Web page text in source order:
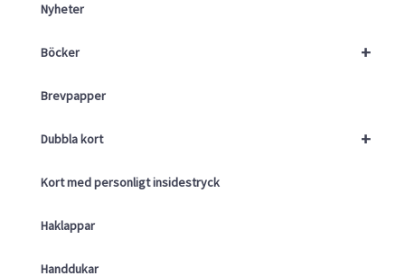
Nyheter
+
Böcker
Brevpapper
+
Dubbla kort
Kort med personligt insidestryck
Haklappar
Handdukar